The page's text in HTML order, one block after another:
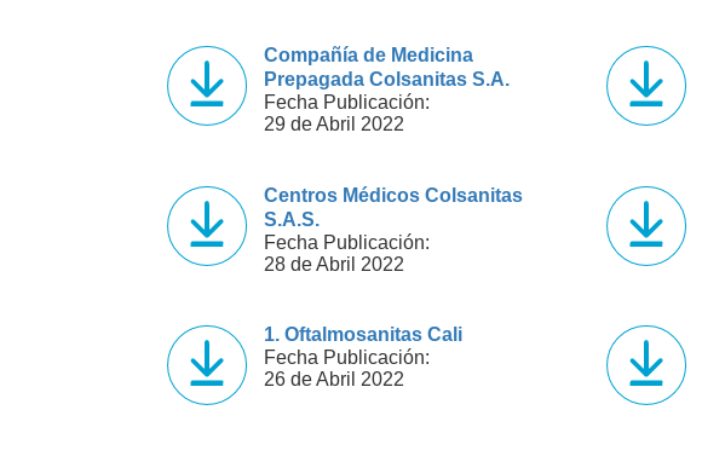
Compañía de Medicina
Prepagada Colsanitas S.A.
Fecha Publicación:
29 de Abril 2022
Centros Médicos Colsanitas
S.A.S.
Fecha Publicación:
28 de Abril 2022
1. Oftalmosanitas Cali
Fecha Publicación:
26 de Abril 2022